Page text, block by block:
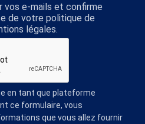
e-mails et confirme
de votre politique de
légales.
en tant que plateforme
ce formulaire, vous
que vous allez fournir